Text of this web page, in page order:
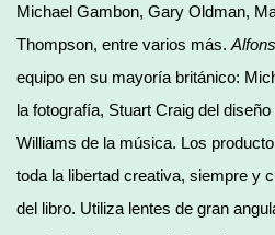
Michael Gambon, Gary Oldman,
Thompson, entre varios más.
equipo en su mayoría británico:
la fotografía, Stuart Craig del
Williams de la música. Los
toda la libertad creativa, siempre y
del libro. Utiliza lentes de gran